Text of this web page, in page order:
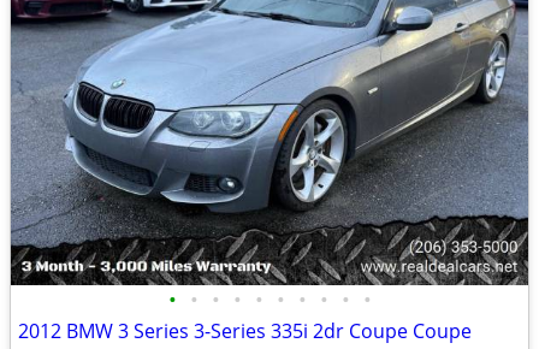
• • • • • • • • • •
2012 BMW 3 Series 3-Series 335i 2dr Coupe Coupe